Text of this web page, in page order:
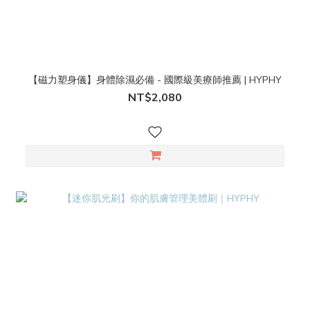
【磁力塑身儀】身體除濕必備 - 國際級美療師推薦 | HYPHY
NT$2,080